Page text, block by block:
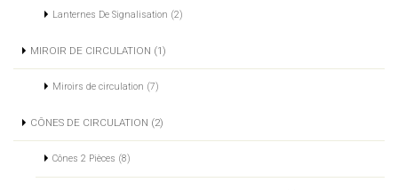
Lanternes De Signalisation (2)
MIROIR DE CIRCULATION (1)
Miroirs de circulation (7)
CÔNES DE CIRCULATION (2)
Cônes 2 Pièces (8)